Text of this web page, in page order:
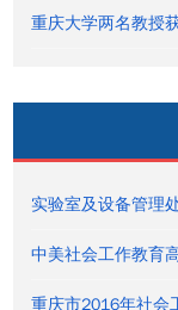
重庆大学两名教授
实验室及设备管理
中美社会工作教育
重庆市2016年社会